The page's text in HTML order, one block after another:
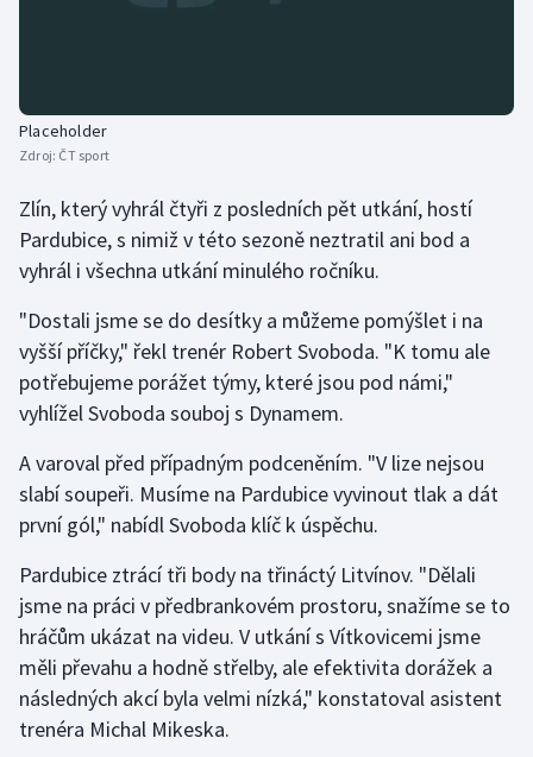
Placeholder
Zdroj: ČT sport
Zlín, který vyhrál čtyři z posledních pět utkání, hostí
Pardubice, s nimiž v této sezoně neztratil ani bod a
vyhrál i všechna utkání minulého ročníku.
"Dostali jsme se do desítky a můžeme pomýšlet i na
vyšší příčky," řekl trenér Robert Svoboda. "K tomu ale
potřebujeme porážet týmy, které jsou pod námi,"
vyhlížel Svoboda souboj s Dynamem.
A varoval před případným podceněním. "V lize nejsou
slabí soupeři. Musíme na Pardubice vyvinout tlak a dát
první gól," nabídl Svoboda klíč k úspěchu.
Pardubice ztrácí tři body na třináctý Litvínov. "Dělali
jsme na práci v předbrankovém prostoru, snažíme se to
hráčům ukázat na videu. V utkání s Vítkovicemi jsme
měli převahu a hodně střelby, ale efektivita dorážek a
následných akcí byla velmi nízká," konstatoval asistent
trenéra Michal Mikeska.